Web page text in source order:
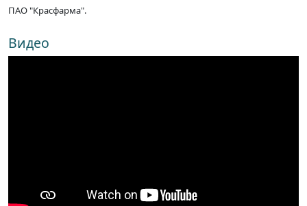
ПАО "Красфарма".
Видео